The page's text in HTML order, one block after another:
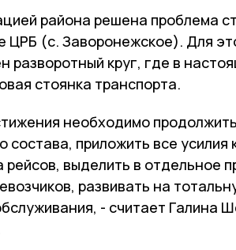
района решена проблема
ЦРБ (с. Заворонежское). Для
разворотный круг, где в
стоянка транспорта.
необходимо
состава, приложить все
рейсов, выделить в отдельное
развивать на
- считает Галина